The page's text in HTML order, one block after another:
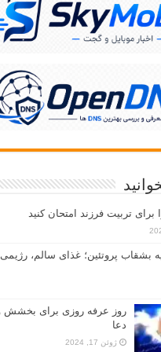
بشقاب پروتئین؛ غذای سالم،
روز عرفه روزی برای بخشش
دعا
ژوئن 17, 2024